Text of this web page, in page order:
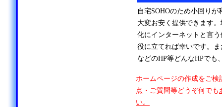
自宅SOHOのため小回り
大変お安く提供できます
化にインターネットと言
役に立てれば幸いです。
などのHP等どんなHPでも
ホームページの作成をご検
点・ご質問等どうぞ何でも
い。